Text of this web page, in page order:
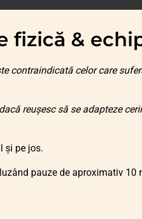
fizică &
contraindicată celor care
reușesc să se adapteze
și pe jos.
pauze de aproximativ